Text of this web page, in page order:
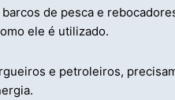
de pesca e
ele é utilizado.
e petroleiros,